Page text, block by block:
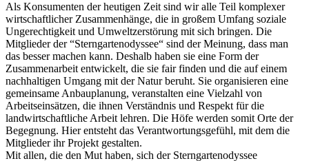
Als Konsumenten der heutigen Zeit sind wir alle Teil komplexer
wirtschaftlicher Zusammenhänge, die in großem Umfang soziale
Ungerechtigkeit und Umweltzerstörung mit sich bringen. Die
Mitglieder der “Sterngartenodyssee“ sind der Meinung, dass man
das besser machen kann. Deshalb haben sie eine Form der
Zusammenarbeit entwickelt, die sie fair finden und die auf einem
nachhaltigen Umgang mit der Natur beruht. Sie organisieren eine
gemeinsame Anbauplanung, veranstalten eine Vielzahl von
Arbeitseinsätzen, die ihnen Verständnis und Respekt für die
landwirtschaftliche Arbeit lehren. Die Höfe werden somit Orte der
Begegnung. Hier entsteht das Verantwortungsgefühl, mit dem die
Mitglieder ihr Projekt gestalten.
Mit allen, die den Mut haben, sich der Sterngartenodyssee